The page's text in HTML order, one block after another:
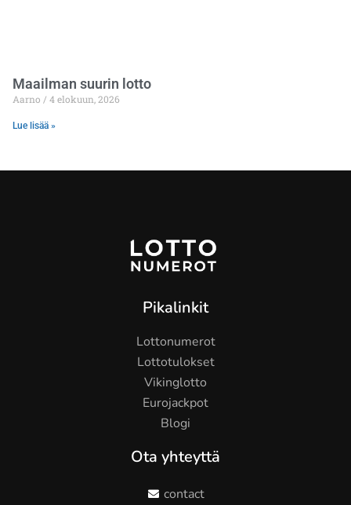
Maailman suurin lotto
Aarno 4 elokuun, 2026
Lue lisää »
Pikalinkit
Lottonumerot
Lottotulokset
Vikinglotto
Eurojackpot
Blogi
Ota yhteyttä
contact